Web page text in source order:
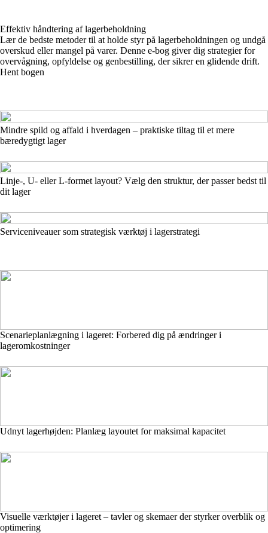
Effektiv håndtering af lagerbeholdning
Lær de bedste metoder til at holde styr på lagerbeholdningen og undgå
overskud eller mangel på varer. Denne e-bog giver dig strategier for
overvågning, opfyldelse og genbestilling, der sikrer en glidende drift.
Hent bogen
Mindre spild og affald i hverdagen – praktiske tiltag til et mere
bæredygtigt lager
Linje-, U- eller L-formet layout? Vælg den struktur, der passer bedst til
dit lager
Serviceniveauer som strategisk værktøj i lagerstrategi
Scenarieplanlægning i lageret: Forbered dig på ændringer i
lageromkostninger
Udnyt lagerhøjden: Planlæg layoutet for maksimal kapacitet
Visuelle værktøjer i lageret – tavler og skemaer der styrker overblik og
optimering